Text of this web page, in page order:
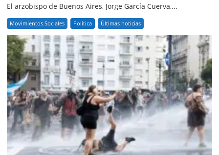
El arzobispo de Buenos Aires, Jorge García Cuerva,...
Movimientos Sociales Política Últimas noticias